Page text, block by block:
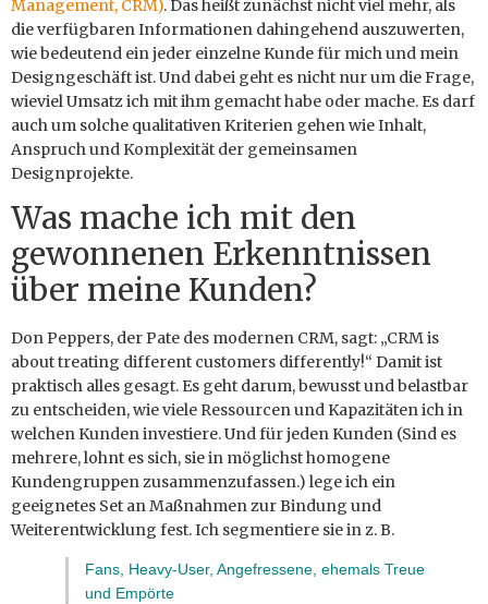
Management, CRM). Das heißt zunächst nicht viel mehr, als
die verfügbaren Informationen dahingehend auszuwerten,
wie bedeutend ein jeder einzelne Kunde für mich und mein
Designgeschäft ist. Und dabei geht es nicht nur um die Frage,
wieviel Umsatz ich mit ihm gemacht habe oder mache. Es darf
auch um solche qualitativen Kriterien gehen wie Inhalt,
Anspruch und Komplexität der gemeinsamen
Designprojekte.
Was mache ich mit den
gewonnenen Erkenntnissen
über meine Kunden?
Don Peppers, der Pate des modernen CRM, sagt: „CRM is
about treating different customers differently!“ Damit ist
praktisch alles gesagt. Es geht darum, bewusst und belastbar
zu entscheiden, wie viele Ressourcen und Kapazitäten ich in
welchen Kunden investiere. Und für jeden Kunden (Sind es
mehrere, lohnt es sich, sie in möglichst homogene
Kundengruppen zusammenzufassen.) lege ich ein
geeignetes Set an Maßnahmen zur Bindung und
Weiterentwicklung fest. Ich segmentiere sie in z. B.
Fans, Heavy-User, Angefressene, ehemals Treue
und Empörte